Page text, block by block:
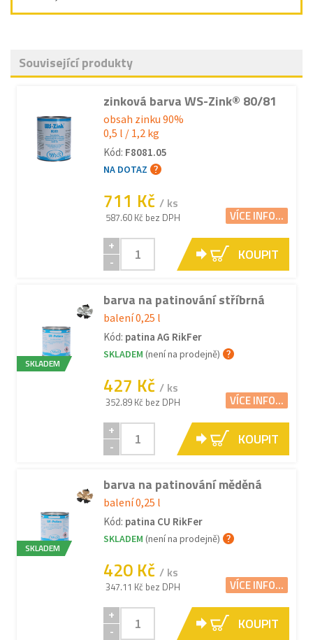
Související produkty
zinková barva WS-Zink® 80/81
obsah zinku 90%
0,5 l / 1,2 kg
Kód: F8081.05
NA DOTAZ
711 Kč / ks
587.60 Kč bez DPH VÍCE INFO...
+
-
KOUPIT
SKLADEM
barva na patinování stříbrná
balení 0,25 l
Kód: patina AG RikFer
SKLADEM (není na prodejně)
427 Kč / ks
352.89 Kč bez DPH VÍCE INFO...
+
-
KOUPIT
SKLADEM
barva na patinování měděná
balení 0,25 l
Kód: patina CU RikFer
SKLADEM (není na prodejně)
420 Kč / ks
347.11 Kč bez DPH VÍCE INFO...
+
-
KOUPIT